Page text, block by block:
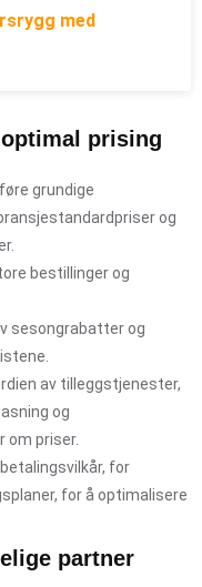
med
prising
grundige
og
bestillinger og
sesongrabatter og
av tilleggstjenester,
og
om priser.
for
for å optimalisere
partner